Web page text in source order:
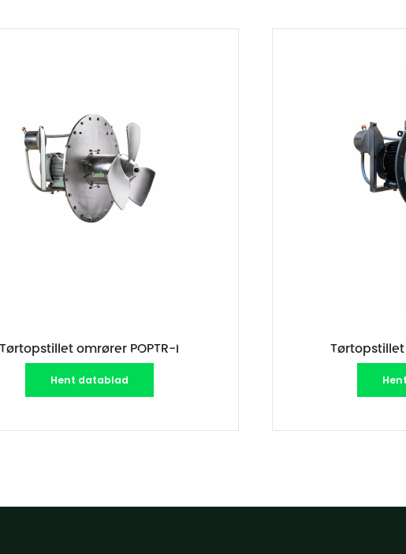
Tørtopstillet omrører POPTR-I
Hent datablad
Tørtopstillet